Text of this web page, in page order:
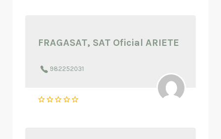
FRAGASAT, SAT Oficial ARIETE
982252031